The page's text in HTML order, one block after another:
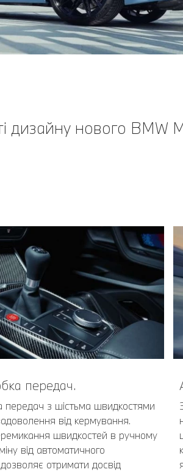
дизайну нового BMW
передач.
передач з шістьма швидкостями
від кермування.
швидкостей в ручному
від автоматичного
отримати досвід